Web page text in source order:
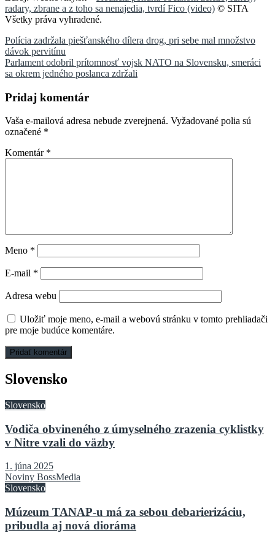
radary, zbrane a z toho sa nenajedia, tvrdí Fico (video) © SITA
Všetky práva vyhradené.
Navigácia
v
článku
Polícia zadržala piešťanského dílera drog, pri sebe mal množstvo
dávok pervitínu
Parlament odobril prítomnosť vojsk NATO na Slovensku, smeráci
sa okrem jedného poslanca zdržali
Pridaj komentár
Vaša e-mailová adresa nebude zverejnená. Vyžadované polia sú
označené *
Komentár *
Meno *
E-mail *
Adresa webu
Uložiť moje meno, e-mail a webovú stránku v tomto prehliadači
pre moje budúce komentáre.
Slovensko
Slovensko
Vodiča obvineného z úmyselného zrazenia cyklistky
v Nitre vzali do väzby
1. júna 2025
Noviny BossMedia
Slovensko
Múzeum TANAP-u má za sebou debarierizáciu,
pribudla aj nová dioráma